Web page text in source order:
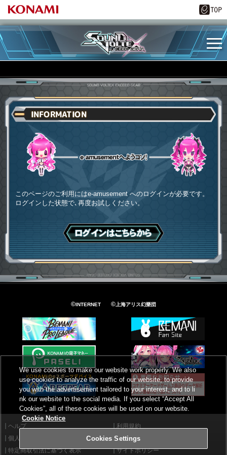
INFORMATION
このページのご利用にはe-amusement へのログインが必要です。
ログインした状態で､再度お試しください。
ログインはこちら
©INTERNET ©上海アリス幻樂団
ヘルプ
利用規約
個人情報等保護方針
外部送信について
特定商取引法に基づく表示
サイトポリシー
We use cookies to make our website work properly. We also
use cookies to analyze the traffic of our website, to provide
you with the advertisement tailored to your interest, and to li
nk our website to the social media. If you select “Accept All
Cookies”, all of these cookies will be used on our website.
Cookie Notice
Cookies Settings